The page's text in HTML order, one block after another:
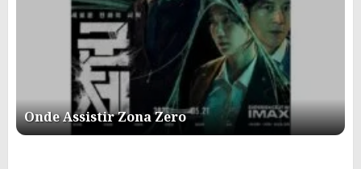
Onde Assistir Zona Zero